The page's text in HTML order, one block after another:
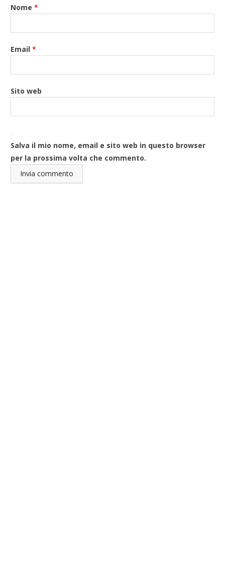
Nome*
Email*
Sito web
Salva il mio nome, email e sito web in questo browser
per la prossima volta che commento.